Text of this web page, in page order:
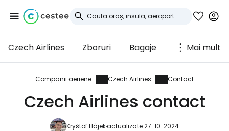
Czech Airlines Zboruri Bagaje Mai mult
Companii aeriene Czech Airlines Contact
Czech Airlines contact
Kryštof Hájekactualizate 27. 10. 2024
Conectați-vă la
Cestee
... comunitatea mondială a călătorilor